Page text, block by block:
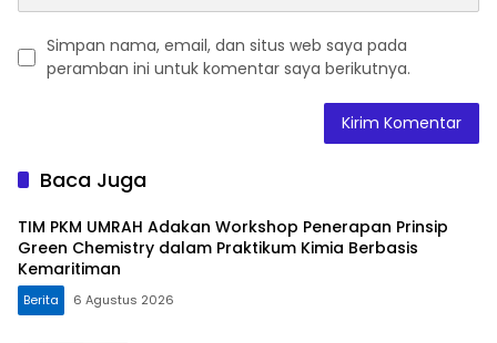
Simpan nama, email, dan situs web saya pada
peramban ini untuk komentar saya berikutnya.
Baca Juga
TIM PKM UMRAH Adakan Workshop Penerapan Prinsip
Green Chemistry dalam Praktikum Kimia Berbasis
Kemaritiman
Berita 6 Agustus 2026